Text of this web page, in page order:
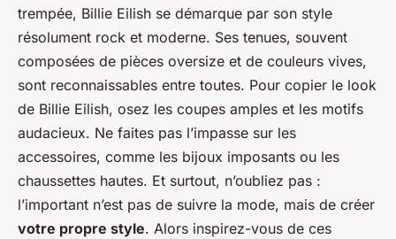
trempée, Billie Eilish se démarque par son style
résolument rock et moderne. Ses tenues, souvent
composées de pièces oversize et de couleurs vives,
sont reconnaissables entre toutes. Pour copier le look
de Billie Eilish, osez les coupes amples et les motifs
audacieux. Ne faites pas l’impasse sur les
accessoires, comme les bijoux imposants ou les
chaussettes hautes. Et surtout, n’oubliez pas :
l’important n’est pas de suivre la mode, mais de créer
votre propre style. Alors inspirez-vous de ces